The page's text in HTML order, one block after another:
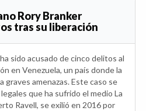
Rory Branker
tras su liberación
sido acusado de cinco delitos al
en Venezuela, un país donde la
amenazas. Este caso se
que ha sufrido el medio La
Ravell, se exilió en 2016 por